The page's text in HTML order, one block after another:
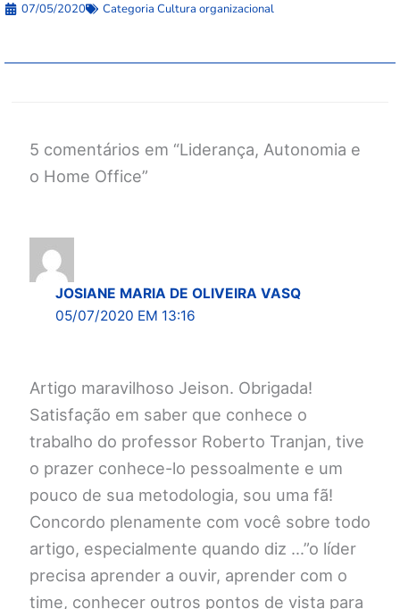
07/05/2020 Categoria Cultura organizacional
5 comentários em “Liderança, Autonomia e
o Home Office”
JOSIANE MARIA DE OLIVEIRA VASQ
05/07/2020 EM 13:16
Artigo maravilhoso Jeison. Obrigada!
Satisfação em saber que conhece o
trabalho do professor Roberto Tranjan, tive
o prazer conhece-lo pessoalmente e um
pouco de sua metodologia, sou uma fã!
Concordo plenamente com você sobre todo
artigo, especialmente quando diz …”o líder
precisa aprender a ouvir, aprender com o
time, conhecer outros pontos de vista para